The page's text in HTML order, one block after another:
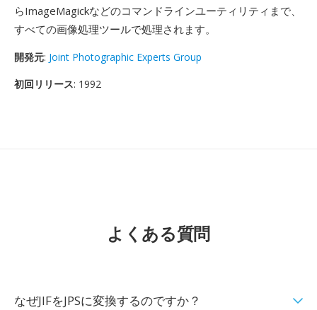
らImageMagickなどのコマンドラインユーティリティまで、
すべての画像処理ツールで処理されます。
開発元: Joint Photographic Experts Group
初回リリース: 1992
よくある質問
なぜJIFをJPSに変換するのですか？